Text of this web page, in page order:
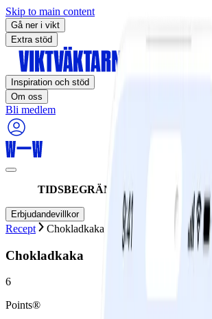
Skip to main content
Gå ner i vikt
Extra stöd
Inspiration och stöd
Om oss
Bli medlem
TIDSBEGRÄNSAT ERBJUDANDE:
Erbjudandevillkor
Recept Chokladkaka
Chokladkaka
6
Points®